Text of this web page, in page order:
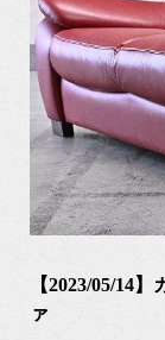
【2023/05/14
ァ